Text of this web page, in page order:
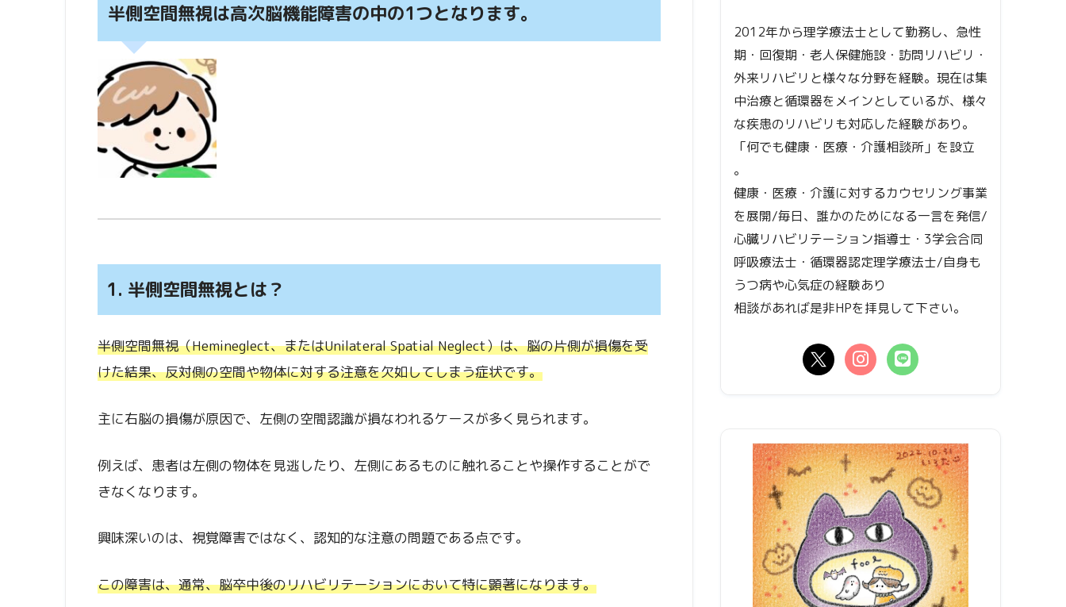
半側空間無視は高次脳機能障害の中の1つとなります。
1. 半側空間無視とは？
半側空間無視（Hemineglect、またはUnilateral Spatial Neglect）は、脳の片側が損傷を受
けた結果、反対側の空間や物体に対する注意を欠如してしまう症状です。
主に右脳の損傷が原因で、左側の空間認識が損なわれるケースが多く見られます。
例えば、患者は左側の物体を見逃したり、左側にあるものに触れることや操作することがで
きなくなります。
興味深いのは、視覚障害ではなく、認知的な注意の問題である点です。
この障害は、通常、脳卒中後のリハビリテーションにおいて特に顕著になります。
2012年から理学療法士として勤務し、急性
期・回復期・老人保健施設・訪問リハビリ・
外来リハビリと様々な分野を経験。現在は集
中治療と循環器をメインとしているが、様々
な疾患のリハビリも対応した経験があり。
「何でも健康・医療・介護相談所」を設立
。
健康・医療・介護に対するカウセリング事業
を展開/毎日、誰かのためになる一言を発信/
心臓リハビリテーション指導士・3学会合同
呼吸療法士・循環器認定理学療法士/自身も
うつ病や心気症の経験あり
相談があれば是非HPを拝見して下さい。